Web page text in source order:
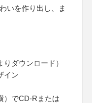
いを作り出し、ま
ダウンロード）
イン
）でCD-Rまたは